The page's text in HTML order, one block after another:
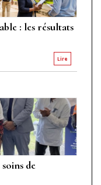
: les résultats
Lire
de